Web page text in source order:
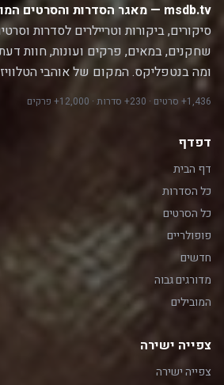
msdb.tv — מאגר הסדרות והסרטים המוביל בעברית.
סיקורים, ביקורות וטריילרים לסדרות
שחקנים, במאים, פרקים ועונות, חוות
ומה בנטפליקס. המקום של אוהבי
1,436+ סרטים · 230+ סדרות · 12,000+ פרקים
דפדף
דף הבית
כל הסדרות
כל הסרטים
פופולריים
חדשים
מדורגים גבוה
המובילים
צפייה ישירה
צפייה ישירה